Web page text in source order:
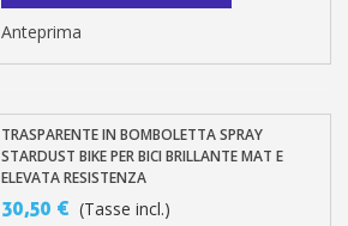
Anteprima
TRASPARENTE IN BOMBOLETTA SPRAY
STARDUST BIKE PER BICI BRILLANTE MAT E
ELEVATA RESISTENZA
30,50 € (Tasse incl.)